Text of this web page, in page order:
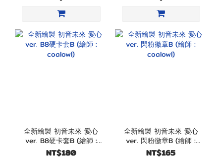
全新繪製 初音未來 愛心
ver. B8硬卡套B (繪師 :
coalowl)
NT$180
全新繪製 初音未來 愛心
ver. 閃粉徽章B (繪師 :
coalowl)
NT$165